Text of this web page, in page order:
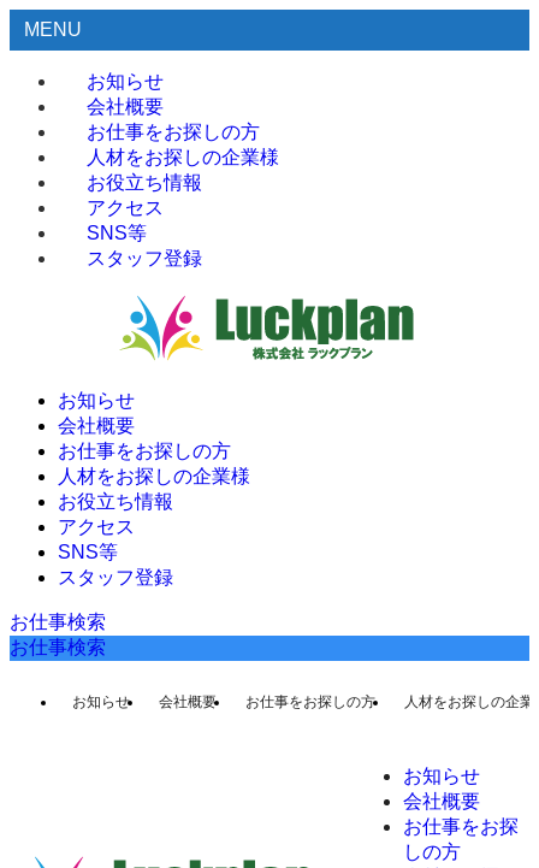
MENU
お知らせ
会社概要
お仕事をお探しの方
人材をお探しの企業様
お役立ち情報
アクセス
SNS等
スタッフ登録
お知らせ
会社概要
お仕事をお探しの方
人材をお探しの企業様
お役立ち情報
アクセス
SNS等
スタッフ登録
お仕事検索
お仕事検索
お知らせ 会社概要 お仕事をお探しの方 人材をお探しの企業
お知らせ
会社概要
お仕事をお探
しの方